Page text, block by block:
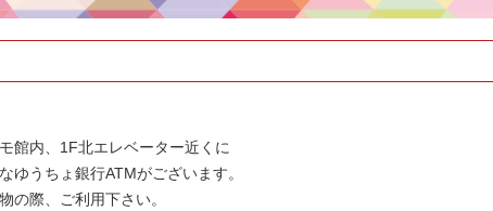
館内、1F北エレベーター近くに
ゆうちょ銀行ATMがございます。
の際、ご利用下さい。